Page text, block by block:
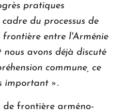
pratiques
du processus de
entre l'Arménie
avons déjà discuté
commune, ce
important ».
de frontière arméno-